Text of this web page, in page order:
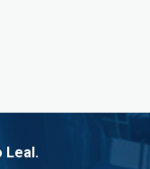
Leal.